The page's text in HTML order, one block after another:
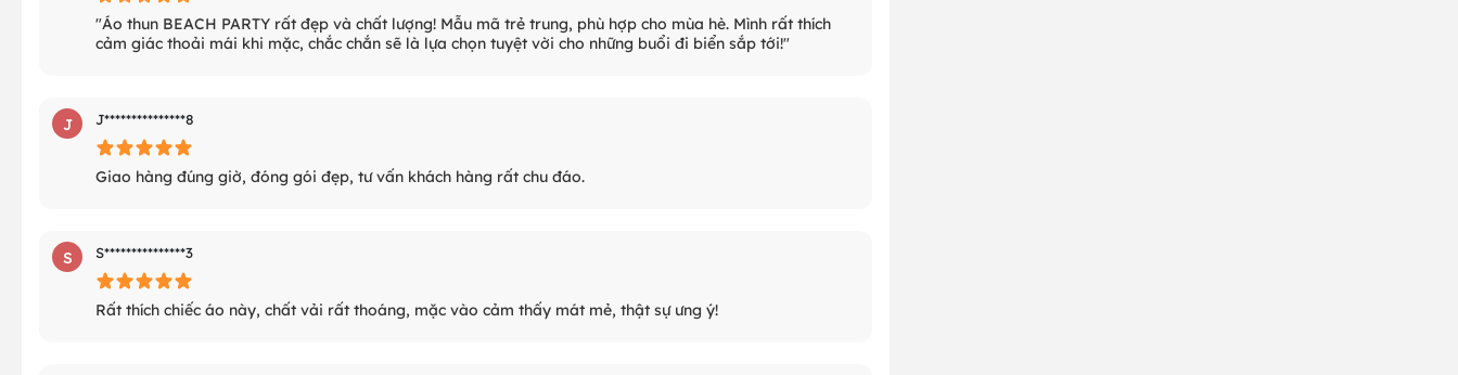
"Áo thun BEACH PARTY rất đẹp và chất lượng! Mẫu mã trẻ trung, phù hợp cho mùa hè. Mình rất thích
cảm giác thoải mái khi mặc, chắc chắn sẽ là lựa chọn tuyệt vời cho những buổi đi biển sắp tới!"
J J***************8
Giao hàng đúng giờ, đóng gói đẹp, tư vấn khách hàng rất chu đáo.
S S***************3
Rất thích chiếc áo này, chất vải rất thoáng, mặc vào cảm thấy mát mẻ, thật sự ưng ý!